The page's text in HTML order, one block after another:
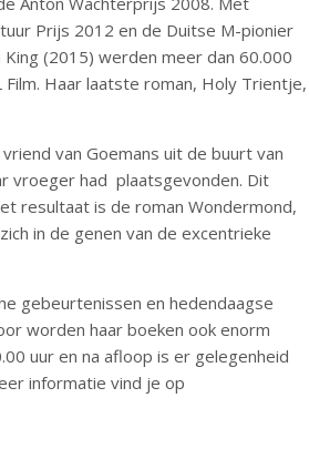
Prijs 2012 en de Duitse M-pionier
(2015) werden meer dan 60.000
Haar laatste roman, Holy Trientje,
van Goemans uit de buurt van
vroeger had plaatsgevonden. Dit
resultaat is de roman Wondermond,
in de genen van de excentrieke
gebeurtenissen en hedendaagse
worden haar boeken ook enorm
uur en na afloop is er gelegenheid
informatie vind je op